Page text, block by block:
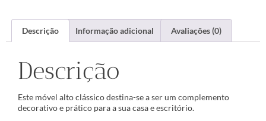
Descrição Informação adicional Avaliações (0)
Descrição
Este móvel alto clássico destina-se a ser um complemento
decorativo e prático para a sua casa e escritório.